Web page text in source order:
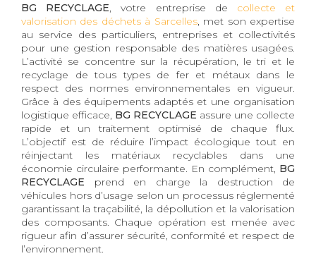
BG RECYCLAGE, votre entreprise de collecte et
valorisation des déchets à Sarcelles, met son expertise
au service des particuliers, entreprises et collectivités
pour une gestion responsable des matières usagées.
L’activité se concentre sur la récupération, le tri et le
recyclage de tous types de fer et métaux dans le
respect des normes environnementales en vigueur.
Grâce à des équipements adaptés et une organisation
logistique efficace, BG RECYCLAGE assure une collecte
rapide et un traitement optimisé de chaque flux.
L’objectif est de réduire l’impact écologique tout en
réinjectant les matériaux recyclables dans une
économie circulaire performante. En complément, BG
RECYCLAGE prend en charge la destruction de
véhicules hors d’usage selon un processus réglementé
garantissant la traçabilité, la dépollution et la valorisation
des composants. Chaque opération est menée avec
rigueur afin d’assurer sécurité, conformité et respect de
l’environnement.